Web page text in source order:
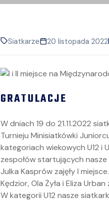
Siatkarze 20 listopada 2022
GRATULACJE
W dniach 19 do 21.11.2022
Turnieju Minisiatkówki
kategoriach wiekowych U12 i
zespołów startujących nasze
Julka Kasprów zajęły I
Kędzior, Ola Żyła i Eliza Urban
W kategorii U12 nasze